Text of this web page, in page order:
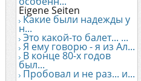
Eigene Seiten
Какие были надежды у
н...
Это какой-то балет... ...
Я ему говорю - я из Ал...
В конце 80-х годов
был...
Пробовал и не раз... и...